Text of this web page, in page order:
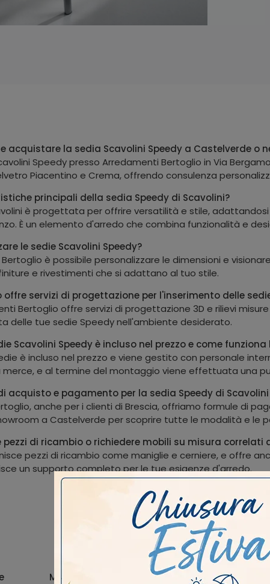
acquistare la sedia Scavolini Speedy a Castelverde o
Speedy presso Arredamenti Bertoglio in Via
Piacentino e Crema, offrendo consulenza
principali della sedia Speedy di Scavolini?
è progettata per offrire versatilità e stile,
È un elemento d'arredo che combina funzionalità e
le sedie Scavolini Speedy?
è possibile personalizzare le dimensioni e
e rivestimenti che si adattano al tuo stile.
servizi di progettazione per l'inserimento delle
Bertoglio offre servizi di progettazione 3D e rilievi
delle tue sedie Speedy nell'ambiente desiderato.
Scavolini Speedy è incluso nel prezzo e come
è incluso nel prezzo e viene gestito con personale
merce, e al termine del montaggio viene effettuata una
acquisto e pagamento per la sedia Speedy di Scavolini
anche per i clienti di Brescia, offriamo formule di
a Castelverde per scoprire tutte le modalità e le
di ricambio o richiedere mobili su misura correlati
pezzi di ricambio come maniglie e cerniere, e offre
un supporto completo per le tue esigenze d'arredo.
Materiale Stile Tipologia